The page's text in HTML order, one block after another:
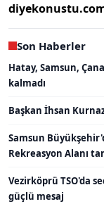
Son Haberler
Hatay, Samsun,
kalmadı
Başkan İhsan
Samsun
Rekreasyon Alanı
Vezirköprü TSO'da
güçlü mesaj